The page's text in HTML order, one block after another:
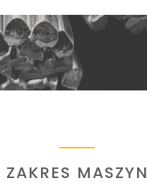
ZAKRES MASZYN